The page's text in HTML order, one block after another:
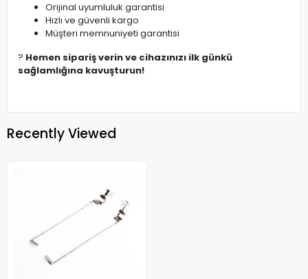
Orijinal uyumluluk garantisi
Hızlı ve güvenli kargo
Müşteri memnuniyeti garantisi
? Hemen sipariş verin ve cihazınızı ilk günkü
sağlamlığına kavuşturun!
Recently Viewed